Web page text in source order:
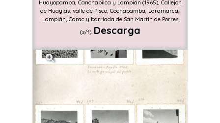
Huayopampa, Canchapilca y Lampián (1965), Callejon
de Huaylas, valle de Pisco, Cochabamba, Laramarca,
Lampián, Carac y barriada de San Martin de Porres
(s/f). Descarga